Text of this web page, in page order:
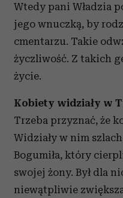
Wtedy pani Władzia
jego wnuczką, by
cmentarzu. Takie
życzliwość. Z takich
życie.
Kobiety widziały w
Trzeba przyznać, że
Widziały w nim
Bogumiła, który
swojej żony. Był dla
niewątpliwie